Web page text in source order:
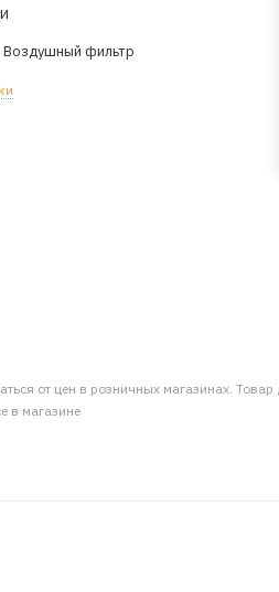
Воздушный фильтр
от цен в розничных магазинах.
в магазине